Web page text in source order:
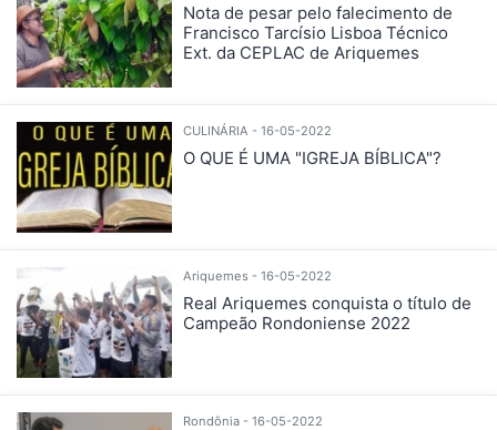
Nota de pesar pelo falecimento de
Francisco Tarcísio Lisboa Técnico
Ext. da CEPLAC de Ariquemes
CULINÁRIA - 16-05-2022
O QUE É UMA "IGREJA BÍBLICA"?
Ariquemes - 16-05-2022
Real Ariquemes conquista o título de
Campeão Rondoniense 2022
Rondônia - 16-05-2022